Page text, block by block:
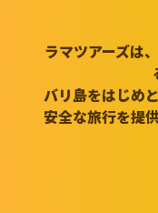
ラマツアーズは
バリ島をはじめ
安全な旅行を提